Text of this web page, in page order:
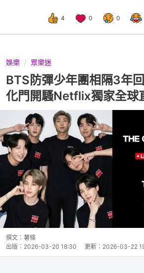
4 0 0
娛樂 眾樂迷
BTS防彈少年團相隔3年
化門開騷Netflix獨家全球
撰文： 薯條
出版： 2026-03-20 18:30 更新： 2026-03-22